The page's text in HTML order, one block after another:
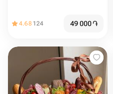
4.68 124 49 000֏